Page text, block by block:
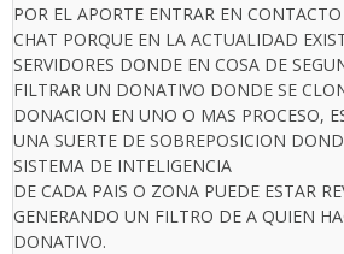
POR EL APORTE ENTRAR EN
CHAT PORQUE EN LA ACTUALIDAD
SERVIDORES DONDE EN COSA DE
FILTRAR UN DONATIVO DONDE SE
DONACION EN UNO O MAS PROCESO,
UNA SUERTE DE SOBREPOSICION
SISTEMA DE INTELIGENCIA
DE CADA PAIS O ZONA PUEDE ESTAR
GENERANDO UN FILTRO DE A QUIEN
DONATIVO.